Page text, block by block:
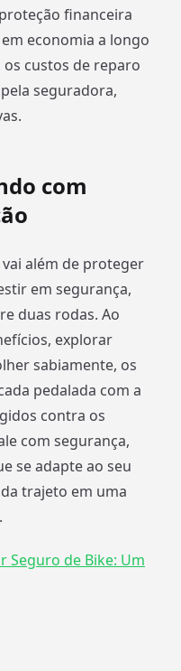
financeira
economia a longo
os custos de reparo
seguradora,
com
além de proteger
em segurança,
duas rodas. Ao
explorar
sabiamente, os
pedalada com a
contra os
com segurança,
se adapte ao seu
trajeto em uma
Seguro de Bike: Um